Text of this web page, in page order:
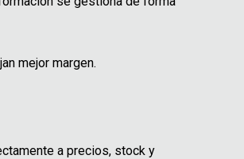
mejor margen.
a precios, stock y